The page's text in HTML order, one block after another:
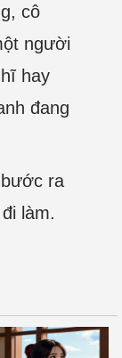
cô
người
hay
đang
ra
làm.